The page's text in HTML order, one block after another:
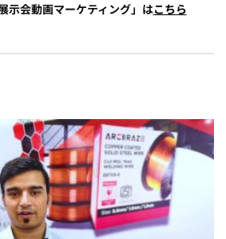
示会動画マーケティング」はこちら